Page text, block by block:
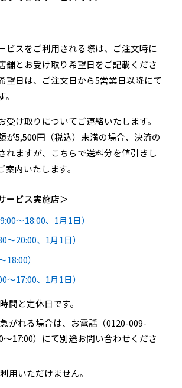
ビスをご利用される際は、ご注文時に
舗とお受け取り希望日をご記載くださ
望日は、ご注文日から5営業日以降にて
受け取りについてご連絡いたします。
が5,500円（税込）未満の場合、決済の
れますが、こちらで送料分を値引きし
案内いたします。
ービス実施店＞
〜18:00、1月1日）
～20:00、1月1日）
18:00）
～17:00、1月1日）
間と定休日です。
がれる場合は、お電話（0120-009-
〜17:00）にて別途お問い合わせくださ
用いただけません。